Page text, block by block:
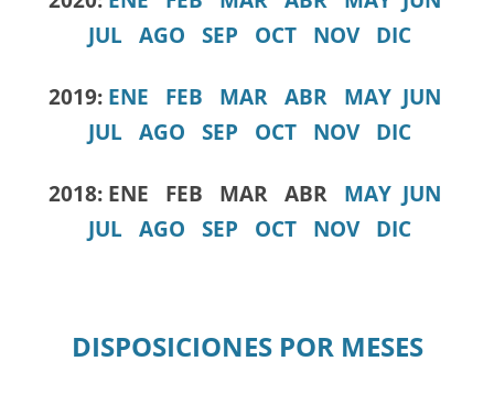
JUL
AGO SEP OCT NOV DIC
2019: ENE FEB MAR ABR MAY JUN
JUL
AGO SEP OCT NOV DIC
2018: ENE FEB MAR ABR MAY JUN
JUL
AGO SEP OCT NOV DIC
DISPOSICIONES POR MESES